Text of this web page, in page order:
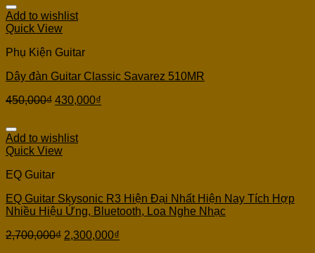
Add to wishlist
Quick View
Phụ Kiện Guitar
Dây đàn Guitar Classic Savarez 510MR
450,000₫ 430,000₫
Add to wishlist
Quick View
EQ Guitar
EQ Guitar Skysonic R3 Hiện Đại Nhất Hiện Nay Tích Hợp
Nhiều Hiệu Ứng, Bluetooth, Loa Nghe Nhạc
2,700,000₫ 2,300,000₫